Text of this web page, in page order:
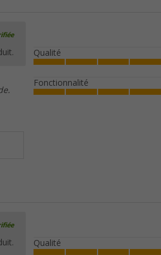
Qualité
Fonctionnalité
Qualité